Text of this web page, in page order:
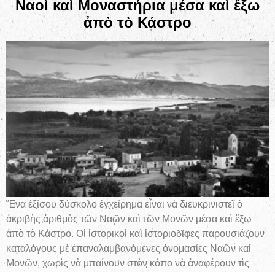
Ναοὶ καὶ Μοναστήρια μέσα καὶ ἔξω
ἀπὸ τὸ Κάστρο
Ἕνα ἐξίσου δύσκολο ἐγχείρημα εἶναι νὰ διευκρινιστεῖ ὁ
ἀκριβὴς ἀριθμὸς τῶν Ναῶν καὶ τῶν Μονῶν μέσα καὶ ἔξω
ἀπὸ τὸ Κάστρο. Οἱ ἱστορικοὶ καὶ ἱστοριοδῖφες παρουσιάζουν
καταλόγους μὲ ἐπαναλαμβανόμενες ὀνομασίες Ναῶν καὶ
Μονῶν, χωρὶς νὰ μπαίνουν στὸν κόπο νὰ ἀναφέρουν τὶς